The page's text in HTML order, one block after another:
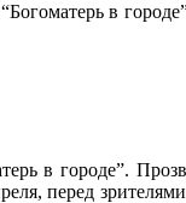
в
в городе”.
перед